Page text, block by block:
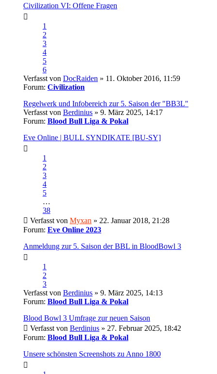
Civilization VI: Offene Fragen
1
2
3
4
5
6
Verfasst von DocRaiden » 11. Oktober 2016, 11:59
Forum: Civilization
Regelwerk und Infobereich zur 5. Saison der "BB3L"
Verfasst von Berdinius » 9. März 2025, 14:17
Forum: Blood Bull Liga & Pokal
Eve Online | BULL SYNDIKATE [BU-SY]
1
2
3
4
5
…
38
Verfasst von Myxan » 22. Januar 2018, 21:28
Forum: Eve Online 2023
Anmeldung zur 5. Saison der BBL in BloodBowl 3
1
2
3
Verfasst von Berdinius » 9. März 2025, 14:13
Forum: Blood Bull Liga & Pokal
Blood Bowl 3 Umfrage zur neuen Saison
Verfasst von Berdinius » 27. Februar 2025, 18:42
Forum: Blood Bull Liga & Pokal
Unsere schönsten Screenshots zu Anno 1800